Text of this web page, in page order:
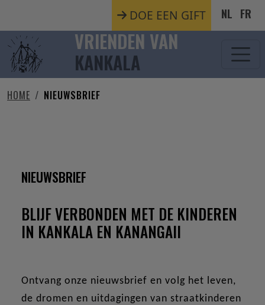
DOE EEN GIFT NL FR
VRIENDEN VAN
KANKALA
HOME NIEUWSBRIEF
NIEUWSBRIEF
BLIJF VERBONDEN MET DE KINDEREN
IN KANKALA EN KANANGAII
Ontvang onze nieuwsbrief en volg het leven,
de dromen en uitdagingen van straatkinderen